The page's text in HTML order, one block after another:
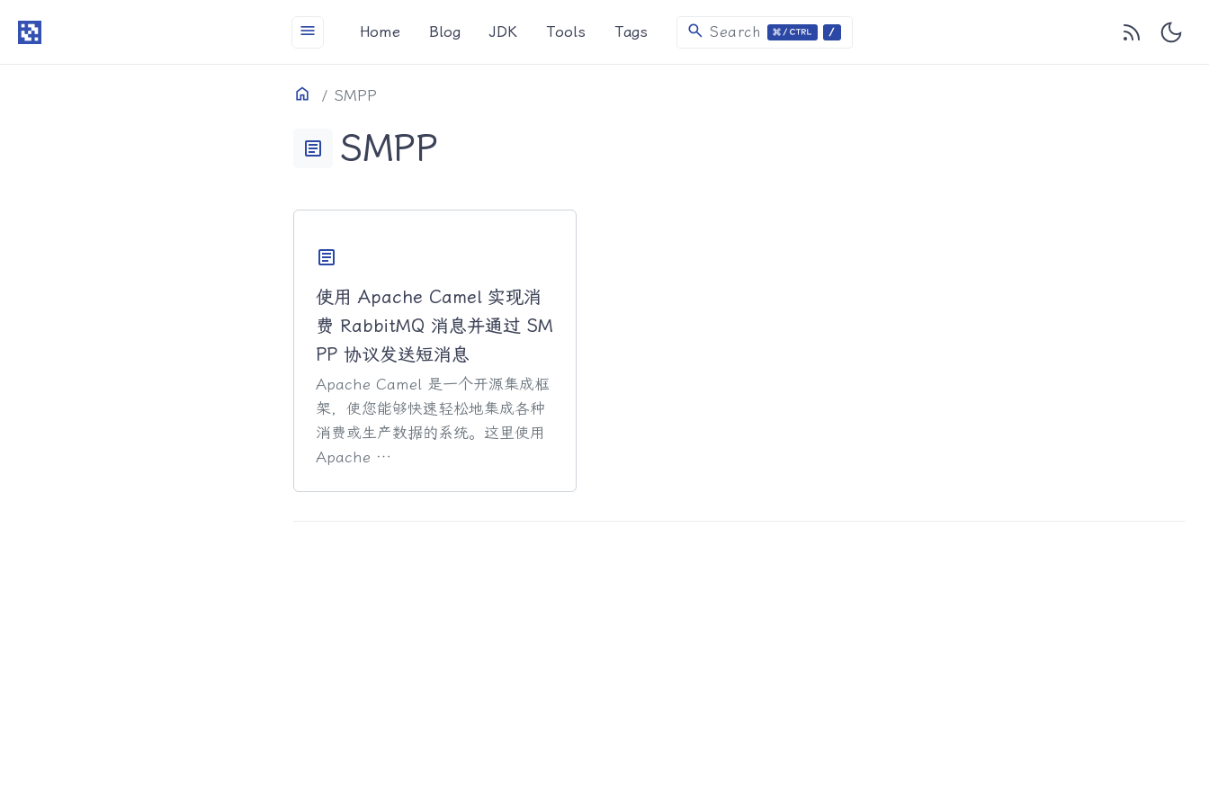
menu Home Blog JDK Tools Tags search Search
Home SMPP
目录
article SMPP
article
使用 Apache Camel 实现消
费 RabbitMQ 消息并通过 SM
PP 协议发送短消息
Apache Camel 是一个开源集成框
架，使您能够快速轻松地集成各种
消费或生产数据的系统。这里使用
Apache …